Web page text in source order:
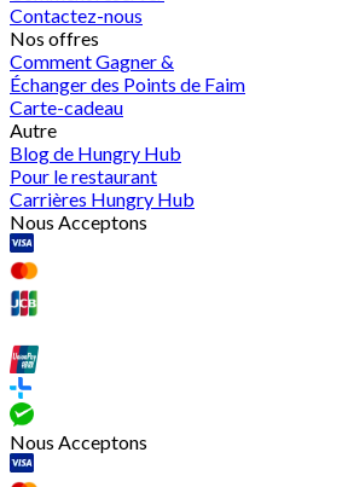
Contactez-nous
Nos offres
Comment Gagner &
Échanger des Points de Faim
Carte-cadeau
Autre
Blog de Hungry Hub
Pour le restaurant
Carrières Hungry Hub
Nous Acceptons
Nous Acceptons